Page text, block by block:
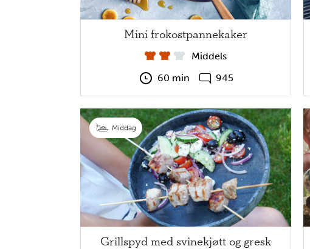
Mini frokostpannekaker
Middels
60 min
945
Middag
Grillspyd med svinekjøtt og gresk